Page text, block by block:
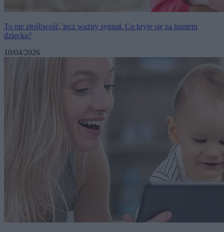
To nie złośliwość, lecz ważny sygnał. Co kryje się za buntem
dziecka?
10/04/2026